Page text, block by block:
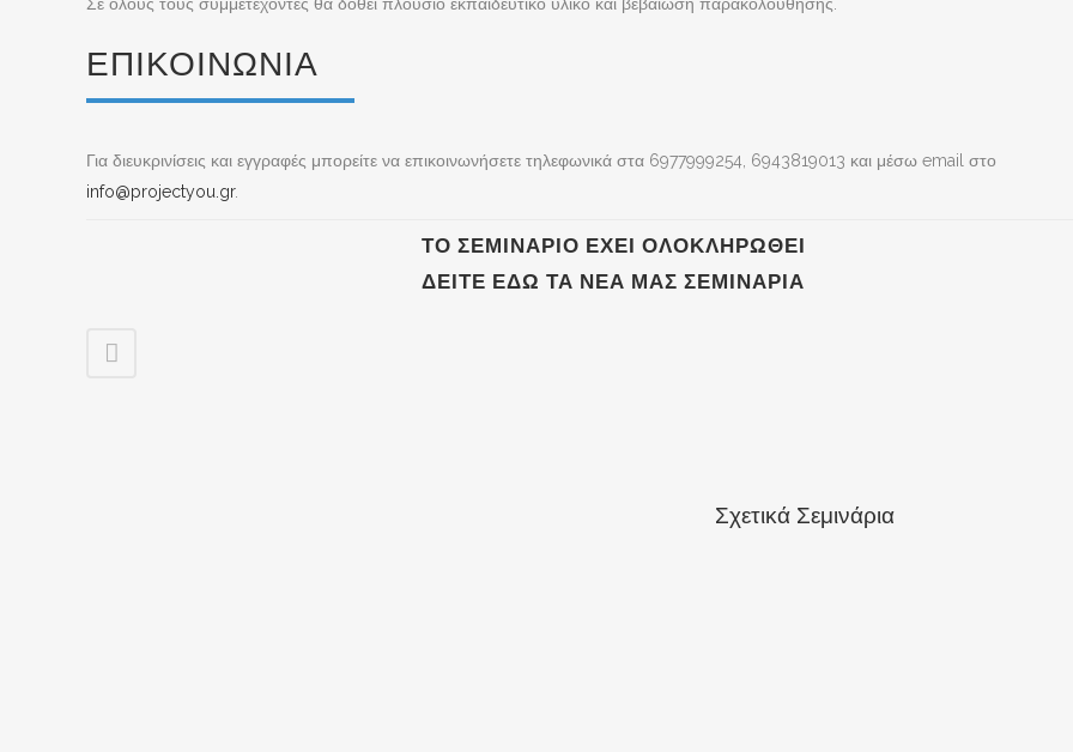
ΕΠΙΚΟΙΝΩΝΊΑ
Για διευκρινίσεις και εγγραφές μπορείτε να επικοινωνήσετε τηλεφωνικά στα 6977999254, 6943819013 και μέσω email στο
info@projectyou.gr.
ΤΟ ΣΕΜΙΝΆΡΙΟ ΈΧΕΙ ΟΛΟΚΛΗΡΩΘΕΊ
ΔΕΊΤΕ ΕΔΏ ΤΑ ΝΈΑ ΜΑΣ ΣΕΜΙΝΆΡΙΑ
Σχετικά Σεμινάρια